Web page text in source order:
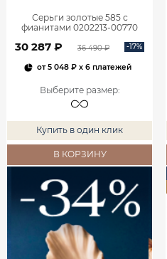
Серьги золотые 585 с
фианитами 0202213-00770
30 287 ₽ 36 490 ₽ -17%
от5 048 ₽x 6 платежей
Выберите размер:
Купить в один клик
В КОРЗИНУ